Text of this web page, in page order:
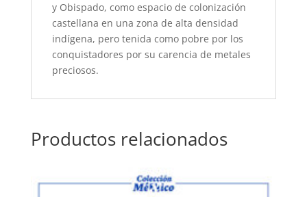
y Obispado, como espacio de colonización
castellana en una zona de alta densidad
indígena, pero tenida como pobre por los
conquistadores por su carencia de metales
preciosos.
Productos relacionados